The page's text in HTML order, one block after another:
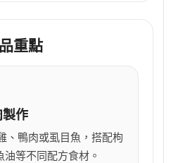
重點
製作
、鴨肉或虱目魚，搭配枸
等不同配方食材。